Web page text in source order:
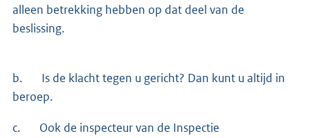
alleen betrekking hebben op dat deel van de
beslissing.
b. Is de klacht tegen u gericht? Dan kunt u altijd in
beroep.
c. Ook de inspecteur van de Inspectie